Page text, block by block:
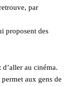
par
proposent des
au cinéma.
permet aux gens de